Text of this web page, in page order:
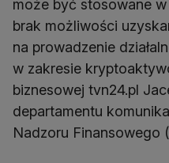
może być stosowane
brak możliwości
na prowadzenie
w zakresie
biznesowej tvn24.pl
departamentu
Nadzoru Finansowego